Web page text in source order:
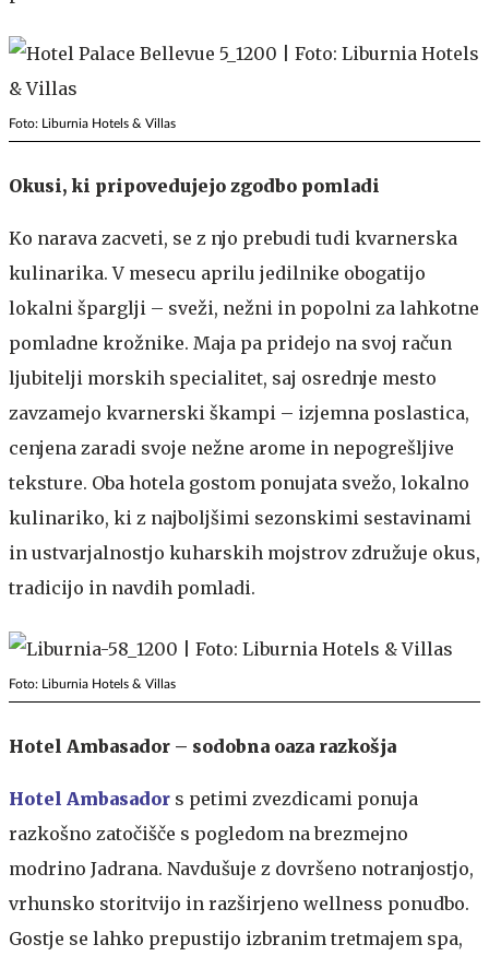
Foto: Liburnia Hotels & Villas
Okusi, ki pripovedujejo zgodbo pomladi
Ko narava zacveti, se z njo prebudi tudi kvarnerska
kulinarika. V mesecu aprilu jedilnike obogatijo
lokalni šparglji – sveži, nežni in popolni za lahkotne
pomladne krožnike. Maja pa pridejo na svoj račun
ljubitelji morskih specialitet, saj osrednje mesto
zavzamejo kvarnerski škampi – izjemna poslastica,
cenjena zaradi svoje nežne arome in nepogrešljive
teksture. Oba hotela gostom ponujata svežo, lokalno
kulinariko, ki z najboljšimi sezonskimi sestavinami
in ustvarjalnostjo kuharskih mojstrov združuje okus,
tradicijo in navdih pomladi.
Foto: Liburnia Hotels & Villas
Hotel Ambasador – sodobna oaza razkošja
Hotel Ambasador s petimi zvezdicami ponuja
razkošno zatočišče s pogledom na brezmejno
modrino Jadrana. Navdušuje z dovršeno notranjostjo,
vrhunsko storitvijo in razširjeno wellness ponudbo.
Gostje se lahko prepustijo izbranim tretmajem spa,